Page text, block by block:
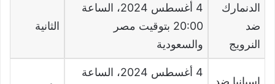
الدنمارك
ضد
النرويج
4 أغسطس
، الساعة
20:00 بتوقيت مصر
والسعودية
الثانية
إسبانيا ضد
4 أغسطس
، الساعة